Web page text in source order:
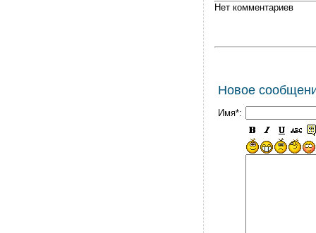
Нет комментариев
Новое
Имя*: